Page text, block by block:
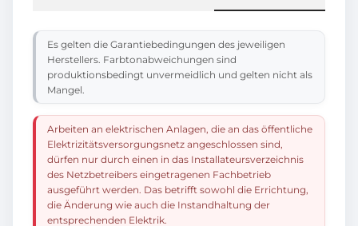
Es gelten die Garantiebedingungen des jeweiligen
Herstellers. Farbtonabweichungen sind
produktionsbedingt unvermeidlich und gelten nicht als
Mangel.
Arbeiten an elektrischen Anlagen, die an das öffentliche
Elektrizitätsversorgungsnetz angeschlossen sind,
dürfen nur durch einen in das Installateursverzeichnis
des Netzbetreibers eingetragenen Fachbetrieb
ausgeführt werden. Das betrifft sowohl die Errichtung,
die Änderung wie auch die Instandhaltung der
entsprechenden Elektrik.